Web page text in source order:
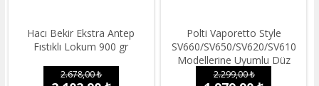
Hacı Bekir Ekstra Antep
Fıstıklı Lokum 900 gr
2.678,00 ₺
Polti Vaporetto Style
SV660/SV650/SV620/SV610
Modellerine Uyumlu Düz
Yüzeyleri Temizlemek Için 2'li
2.299,00 ₺